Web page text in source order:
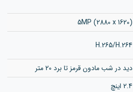
5MP (2880 x 1620)
H.265/H.264
دید در شب مادون قرمز تا برد 20 متر
2.4 اینچ